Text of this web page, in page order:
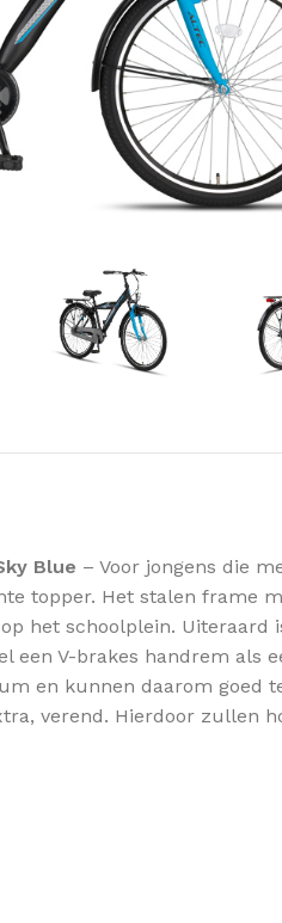
Blue – Voor jongens die
topper. Het stalen frame
het schoolplein.
een V-brakes handrem
en kunnen daarom goed
verend. Hierdoor zullen